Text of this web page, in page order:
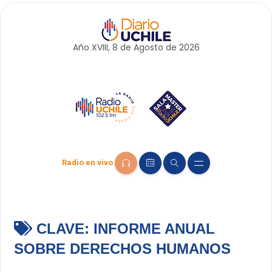
Año XVIII, 8 de Agosto de 2026
Radio en vivo
CLAVE: INFORME ANUAL
SOBRE DERECHOS HUMANOS